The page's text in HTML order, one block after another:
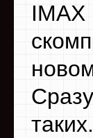
таких.